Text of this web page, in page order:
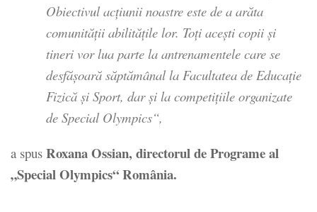
Obiectivul acţiunii noastre este de a arăta
comunităţii abilităţile lor. Toţi aceşti copii şi
tineri vor lua parte la antrenamentele care se
desfăşoară săptămânal la Facultatea de Educaţie
Fizică şi Sport, dar şi la competiţiile organizate
de Special Olympics“,
a spus Roxana Ossian, directorul de Programe al
„Special Olympics“ România.